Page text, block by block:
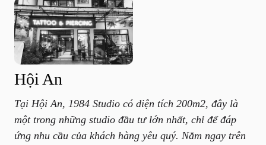
Hội An
Tại Hội An, 1984 Studio có diện tích 200m2, đây là
một trong những studio đầu tư lớn nhất, chỉ để đáp
ứng nhu cầu của khách hàng yêu quý. Nằm ngay trên